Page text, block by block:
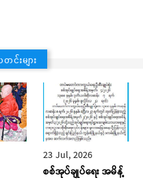
းများ
23 Jul, 2026
စစ်အုပ်ချုပ်ရေး အမိန့်